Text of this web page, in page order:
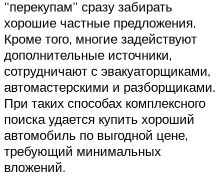
“перекупам” сразу забирать
хорошие частные предложения.
Кроме того, многие задействуют
дополнительные источники,
сотрудничают с эвакуаторщиками,
автомастерскими и разборщиками.
При таких способах комплексного
поиска удается купить хороший
автомобиль по выгодной цене,
требующий минимальных
вложений.